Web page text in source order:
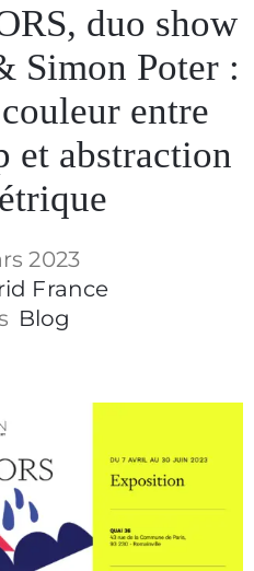
duo show
Simon Poter :
entre
et abstraction
2023
France
Blog